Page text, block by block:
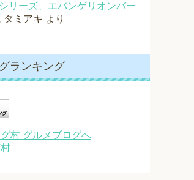
リーズ、エバンゲリオンバー
タミアキ より
ランキング